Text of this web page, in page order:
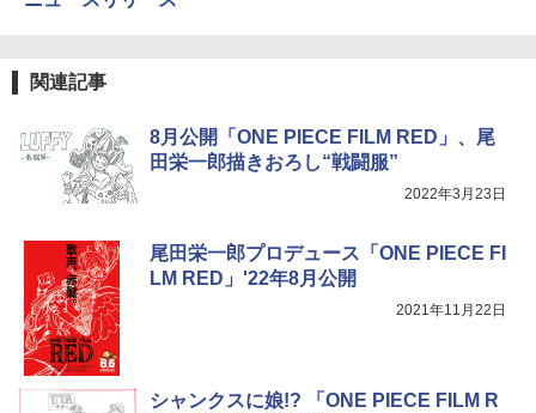
関連記事
8月公開「ONE PIECE FILM RED」、尾
田栄一郎描きおろし“戦闘服”
2022年3月23日
尾田栄一郎プロデュース「ONE PIECE FI
LM RED」'22年8月公開
2021年11月22日
シャンクスに娘!? 「ONE PIECE FILM R